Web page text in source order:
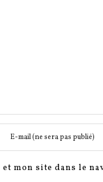
mon site dans le